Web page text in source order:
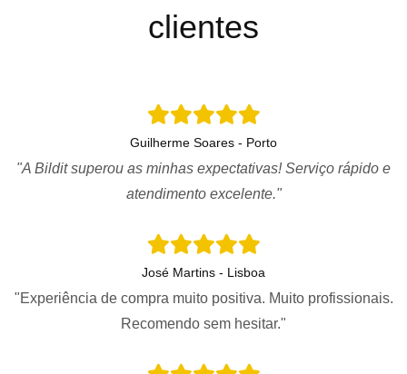
clientes
Guilherme Soares - Porto
"A Bildit superou as minhas expectativas! Serviço rápido e
atendimento excelente."
José Martins - Lisboa
"Experiência de compra muito positiva. Muito profissionais.
Recomendo sem hesitar."